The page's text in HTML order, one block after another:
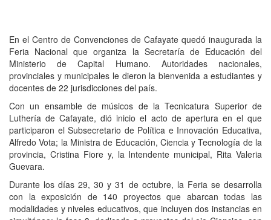
En el Centro de Convenciones de Cafayate quedó inaugurada la
Feria Nacional que organiza la Secretaría de Educación del
Ministerio de Capital Humano. Autoridades nacionales,
provinciales y municipales le dieron la bienvenida a estudiantes y
docentes de 22 jurisdicciones del país.
Con un ensamble de músicos de la Tecnicatura Superior de
Luthería de Cafayate, dió inicio el acto de apertura en el que
participaron el Subsecretario de Política e Innovación Educativa,
Alfredo Vota; la Ministra de Educación, Ciencia y Tecnología de la
provincia, Cristina Fiore y, la Intendente municipal, Rita Valeria
Guevara.
Durante los días 29, 30 y 31 de octubre, la Feria se desarrolla
con la exposición de 140 proyectos que abarcan todas las
modalidades y niveles educativos, que incluyen dos instancias en